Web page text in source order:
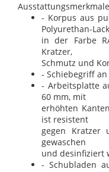
- Korpus aus
Polyurethan-Lack
in der Farbe
Kratzer,
Schmutz und
- Schiebegriff
- Arbeitsplatte
60 mm, mit
erhöhten
ist resistent
gegen Kratzer
gewaschen
und desinfiziert
- Schubladen